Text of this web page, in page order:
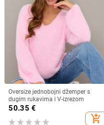
Oversize jednobojni džemper s
dugim rukavima i V-izrezom
50.35 €
add_shopping_cart